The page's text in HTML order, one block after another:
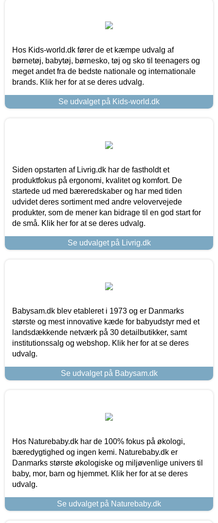
Hos Kids-world.dk fører de et kæmpe udvalg af
børnetøj, babytøj, børnesko, tøj og sko til teenagers og
meget andet fra de bedste nationale og internationale
brands. Klik her for at se deres udvalg.
Se udvalget på Kids-world.dk
Siden opstarten af Livrig.dk har de fastholdt et
produktfokus på ergonomi, kvalitet og komfort. De
startede ud med bæreredskaber og har med tiden
udvidet deres sortiment med andre velovervejede
produkter, som de mener kan bidrage til en god start for
de små. Klik her for at se deres udvalg.
Se udvalget på Livrig.dk
Babysam.dk blev etableret i 1973 og er Danmarks
største og mest innovative kæde for babyudstyr med et
landsdækkende netværk på 30 detailbutikker, samt
institutionssalg og webshop. Klik her for at se deres
udvalg.
Se udvalget på Babysam.dk
Hos Naturebaby.dk har de 100% fokus på økologi,
bæredygtighed og ingen kemi. Naturebaby.dk er
Danmarks største økologiske og miljøvenlige univers til
baby, mor, barn og hjemmet. Klik her for at se deres
udvalg.
Se udvalget på Naturebaby.dk